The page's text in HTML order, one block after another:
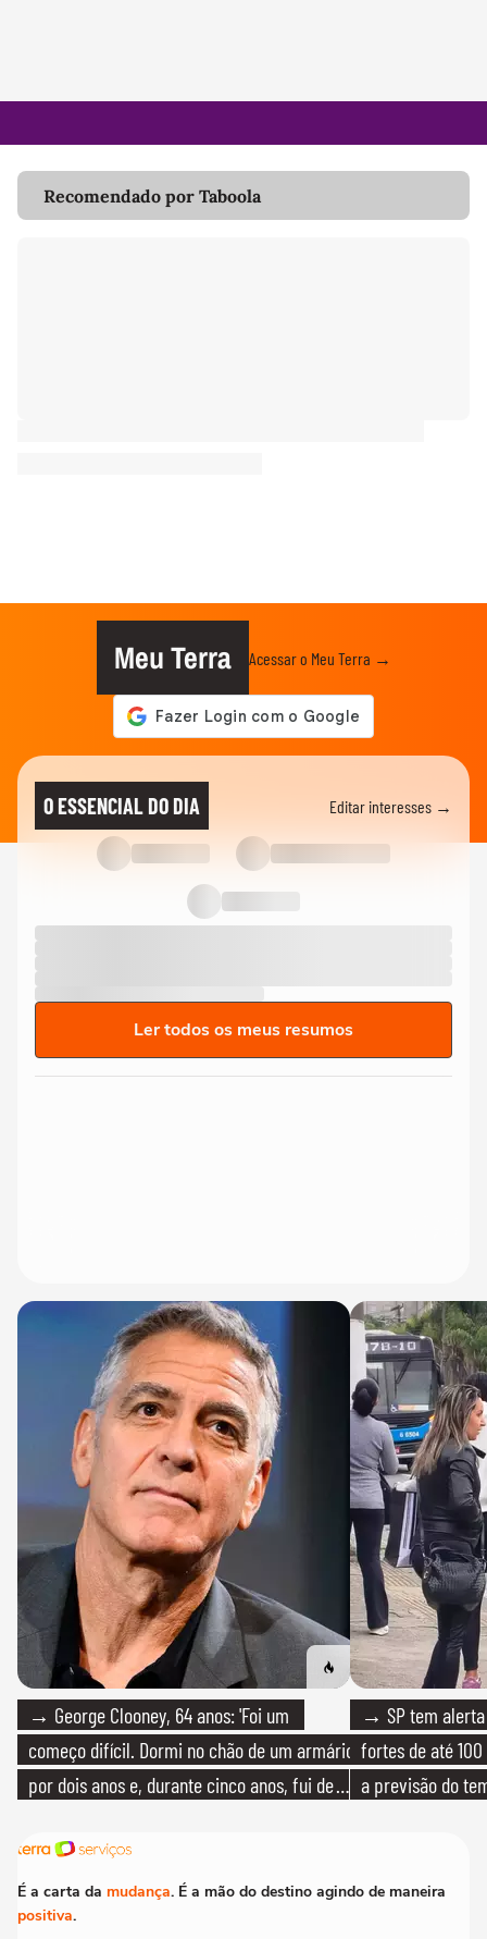
Recomendado por Taboola
Meu Terra Acessar o Meu Terra →
O ESSENCIAL DO DIA Editar interesses →
Ler todos os meus resumos
→ George Clooney, 64 anos: 'Foi um
começo difícil. Dormi no chão de um armário
por dois anos e, durante cinco anos, fui de
→ SP tem
fortes de até
a previsão do
É a carta da mudança. É a mão do destino agindo de maneira
positiva.